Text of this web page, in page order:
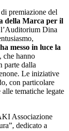
premiazione del
della Marca per il
Dina
messo in luce la
, che hanno
parte dalla
Le iniziative
con particolare
tematiche legate
Associazione
dedicato a